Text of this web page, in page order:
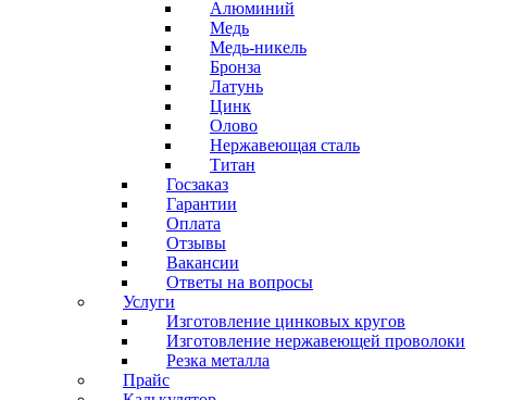
Алюминий
Медь
Медь-никель
Бронза
Латунь
Цинк
Олово
Нержавеющая сталь
Титан
Госзаказ
Гарантии
Оплата
Отзывы
Вакансии
Ответы на вопросы
Услуги
Изготовление цинковых кругов
Изготовление нержавеющей проволоки
Резка металла
Прайс